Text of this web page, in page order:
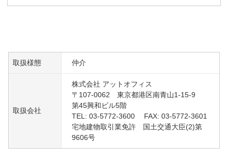
取扱様態 仲介
取扱会社
株式会社 アットオフィス
〒107-0062 東京都港区南青山1-15-9
第45興和ビル5階
TEL: 03-5772-3600 FAX: 03-5772-3601
宅地建物取引業免許 国土交通大臣(2)第
9606号